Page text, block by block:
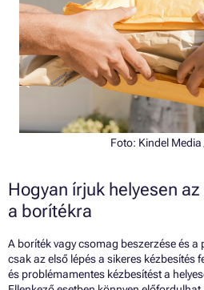
Foto: Kindel Media
Hogyan írjuk helyesen
a borítékra
A boríték vagy csomag beszerzése és
csak az első lépés a sikeres kézbesítés
és problémamentes kézbesítést a